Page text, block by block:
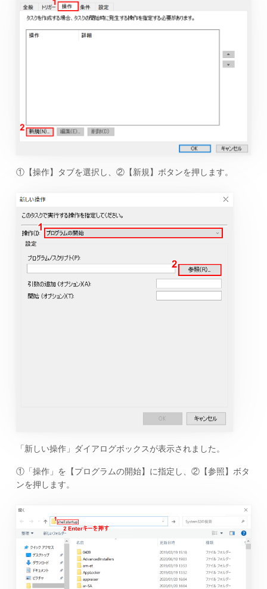
①【操作】タブを選択し、②【新規】ボタンを押します。
「新しい操作」ダイアログボックスが表示されました。
①「操作」を【プログラムの開始】に指定し、②【参照】ボタ
ンを押します。